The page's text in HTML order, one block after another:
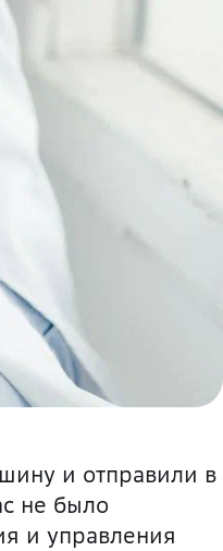
и отправили в
не было
и управления